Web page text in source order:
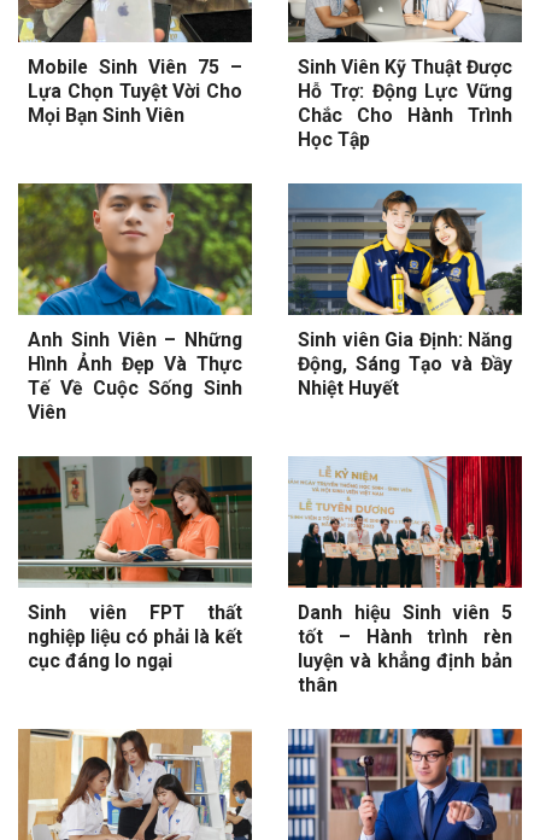
Mobile Sinh Viên 75 –
Lựa Chọn Tuyệt Vời Cho
Mọi Bạn Sinh Viên
Sinh Viên Kỹ Thuật Được
Hỗ Trợ: Động Lực Vững
Chắc Cho Hành Trình
Học Tập
Anh Sinh Viên – Những
Hình Ảnh Đẹp Và Thực
Tế Về Cuộc Sống Sinh
Viên
Sinh viên Gia Định: Năng
Động, Sáng Tạo và Đầy
Nhiệt Huyết
Sinh viên FPT thất
nghiệp liệu có phải là kết
cục đáng lo ngại
Danh hiệu Sinh viên 5
tốt – Hành trình rèn
luyện và khẳng định bản
thân